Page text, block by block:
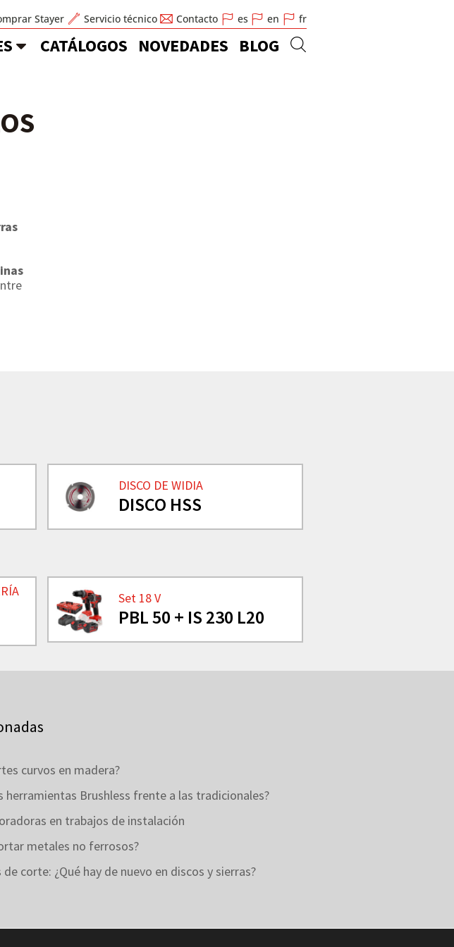
Stayer Servicio técnico Contacto es en fr
CATÁLOGOS NOVEDADES BLOG
DISCO DE WIDIA
DISCO HSS
Set 18 V
PBL 50 + IS 230 L20
curvos en madera?
herramientas Brushless frente a las tradicionales?
en trabajos de instalación
metales no ferrosos?
corte: ¿Qué hay de nuevo en discos y sierras?